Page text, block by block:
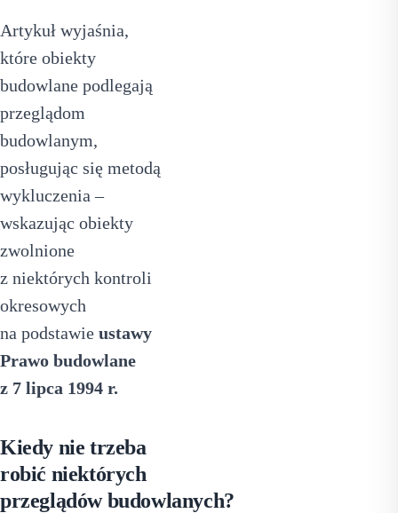
Artykuł wyjaśnia,
które obiekty
budowlane podlegają
przeglądom
budowlanym,
posługując się metodą
wykluczenia –
wskazując obiekty
zwolnione
z niektórych kontroli
okresowych
na podstawie ustawy
Prawo budowlane
z 7 lipca 1994 r.
Kiedy nie trzeba
robić niektórych
przeglądów budowlanych?